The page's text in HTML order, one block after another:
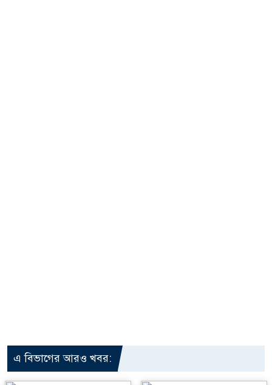
এ বিভাগের আরও খবর: